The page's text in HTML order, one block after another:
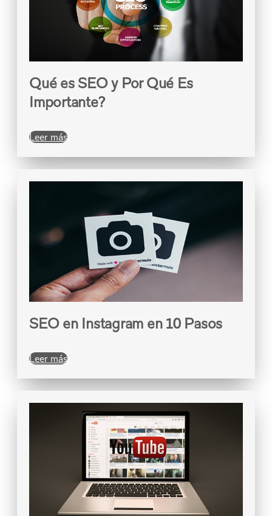
Qué es SEO y Por Qué Es
Importante?
Leer más
SEO en Instagram en 10 Pasos
Leer más